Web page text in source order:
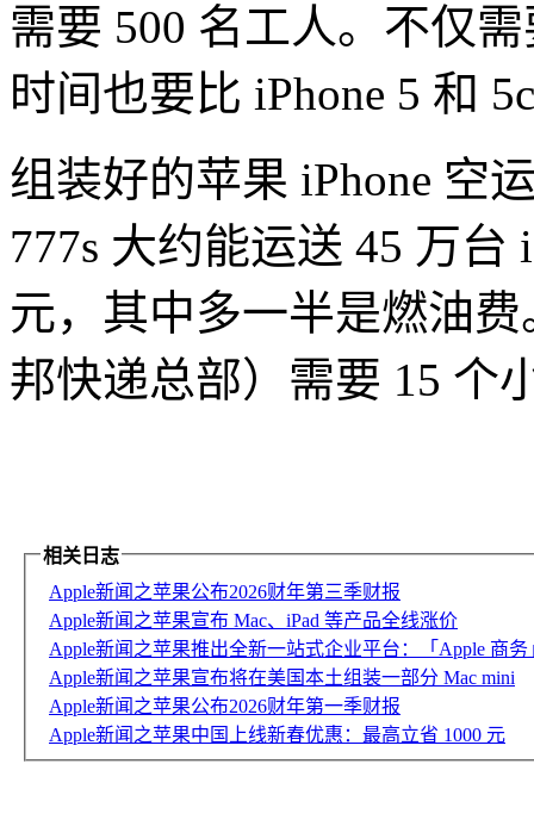
需要 500 名工人。不仅
时间也要比 iPhone 5 和
组装好的苹果 iPhone 空
777s 大约能运送 45 万台
元，其中多一半是燃油
邦快递总部）需要 15 个
相关日志
Apple新闻之苹果公布2026财年第三季财报
Apple新闻之苹果宣布 Mac、iPad 等产品全线涨价
Apple新闻之苹果推出全新一站式企业平台：「Apple 商务
Apple新闻之苹果宣布将在美国本土组装一部分 Mac mini
Apple新闻之苹果公布2026财年第一季财报
Apple新闻之苹果中国上线新春优惠：最高立省 1000 元